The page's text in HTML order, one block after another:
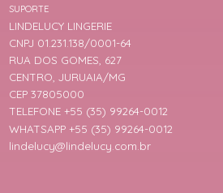
SUPORTE
LINDELUCY LINGERIE
CNPJ 01.231.138/0001-64
RUA DOS GOMES, 627
CENTRO, JURUAIA/MG
CEP 37805000
TELEFONE +55 (35) 99264-0012
WHATSAPP +55 (35) 99264-0012
lindelucy@lindelucy.com.br